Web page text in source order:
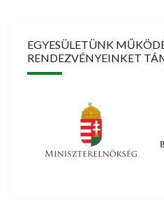
EGYESÜLETÜNK
RENDEZVÉNYEINKET